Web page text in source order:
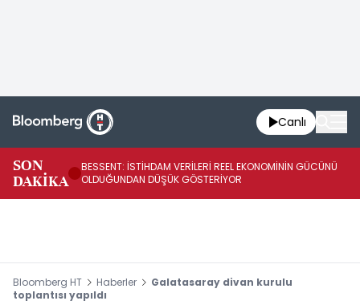
Canlı
SON
DAKİKA
BESSENT: İSTİHDAM VERİLERİ REEL EKONOMİNİN GÜCÜNÜ
OLDUĞUNDAN DÜŞÜK GÖSTERİYOR
Bloomberg HT Haberler
Galatasaray divan kurulu
toplantısı yapıldı